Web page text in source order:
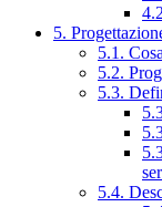
5.
5.1.
5.2.
5.3.
5.4.